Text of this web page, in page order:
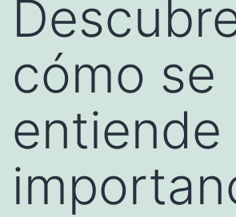
cómo se
entiende